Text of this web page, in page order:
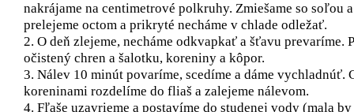
nakrájame na centimetrové polkruhy. Zmiešame so soľou
prelejeme octom a prikryté necháme v chlade odležať.
2. O deň zlejeme, necháme odkvapkať a šťavu prevaríme.
očistený chren a šalotku, koreniny a kôpor.
3. Nálev 10 minút povaríme, scedíme a dáme vychladnúť.
koreninami rozdelíme do fliaš a zalejeme nálevom.
4. Fľaše uzavrieme a postavíme do studenej vody (mala